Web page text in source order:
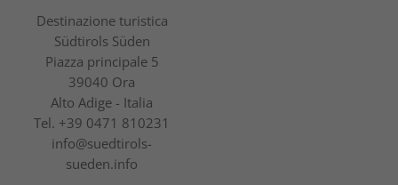
Destinazione turistica
Südtirols Süden
Piazza principale 5
39040 Ora
Alto Adige - Italia
Tel. +39 0471 810231
info@suedtirols-
sueden.info